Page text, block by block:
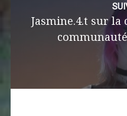
Jasmine.4.t sur la